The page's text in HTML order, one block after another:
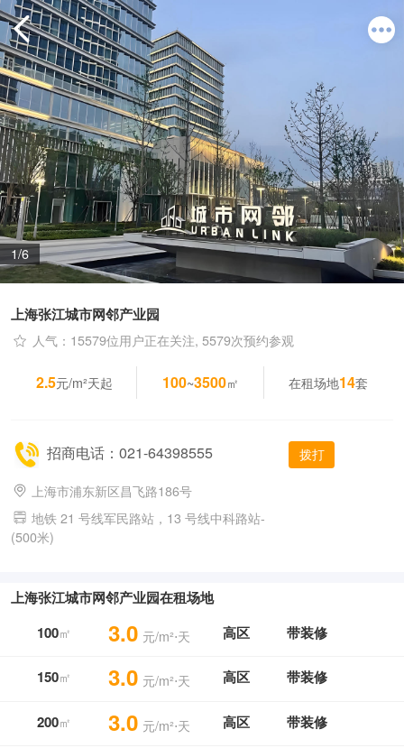
1/6
上海张江城市网邻产业园
人气：15579位用户正在关注, 5579次预约参观
2.5元/m²天起 100~3500㎡ 在租场地14套
招商电话：021-64398555 拨打
上海市浦东新区昌飞路186号
地铁 21 号线军民路站，13 号线中科路站-
(500米)
上海张江城市网邻产业园在租场地
100㎡ 3.0 元/m²⋅天 高区 带装修
150㎡ 3.0 元/m²⋅天 高区 带装修
200㎡ 3.0 元/m²⋅天 高区 带装修